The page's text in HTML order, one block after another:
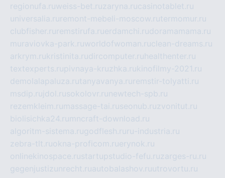
regionufa.ruweiss-bet.ruzaryna.rucasinotablet.ru
universalia.ru remont-mebeli-moscow.rutermomur.ru
clubfisher.ru remstirufa.ruerdamchi.rudoramamama.ru
muraviovka-park.ruworldofwoman.ruclean-dreams.ru
arkrym.rukristinita.rudircomputer.ru healthenter.ru
textexperts.rupivnaya-kruzhka.rukinofilmy-2021.ru
demolalapaluza.rutanyavanya.ru remstir-tolyatti.ru
msdip.ru jdol.rusokolovr.ru newtech-spb.ru
rezemkleim.ru massage-tai.ruseonub.ruzvonitut.ru
biolisichka24.ru mncraft-download.ru
algoritm-sistema.rugodflesh.ru ru-industria.ru
zebra-tlt.ruokna-proficom.ruerynok.ru
onlinekinospace.rustartupstudio-fefu.ruzarges-ru.ru
gegenjustizunrecht.ruautobalashov.ruutrovortu.ru